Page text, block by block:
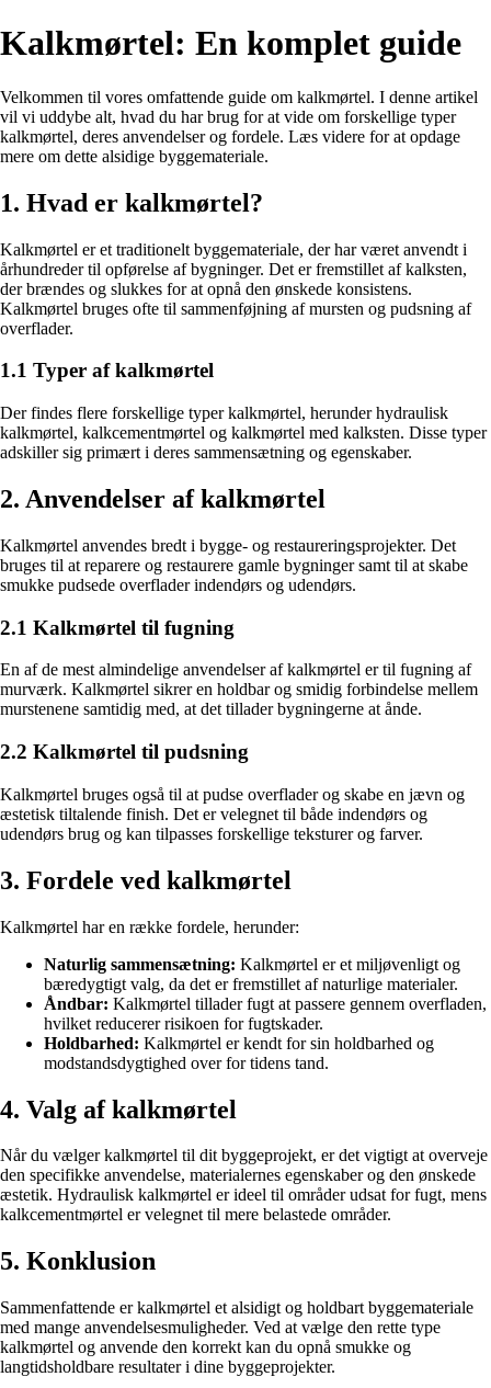
Kalkmørtel: En komplet guide
Velkommen til vores omfattende guide om kalkmørtel. I denne artikel
vil vi uddybe alt, hvad du har brug for at vide om forskellige typer
kalkmørtel, deres anvendelser og fordele. Læs videre for at opdage
mere om dette alsidige byggemateriale.
1. Hvad er kalkmørtel?
Kalkmørtel er et traditionelt byggemateriale, der har været anvendt i
århundreder til opførelse af bygninger. Det er fremstillet af kalksten,
der brændes og slukkes for at opnå den ønskede konsistens.
Kalkmørtel bruges ofte til sammenføjning af mursten og pudsning af
overflader.
1.1 Typer af kalkmørtel
Der findes flere forskellige typer kalkmørtel, herunder hydraulisk
kalkmørtel, kalkcementmørtel og kalkmørtel med kalksten. Disse typer
adskiller sig primært i deres sammensætning og egenskaber.
2. Anvendelser af kalkmørtel
Kalkmørtel anvendes bredt i bygge- og restaureringsprojekter. Det
bruges til at reparere og restaurere gamle bygninger samt til at skabe
smukke pudsede overflader indendørs og udendørs.
2.1 Kalkmørtel til fugning
En af de mest almindelige anvendelser af kalkmørtel er til fugning af
murværk. Kalkmørtel sikrer en holdbar og smidig forbindelse mellem
murstenene samtidig med, at det tillader bygningerne at ånde.
2.2 Kalkmørtel til pudsning
Kalkmørtel bruges også til at pudse overflader og skabe en jævn og
æstetisk tiltalende finish. Det er velegnet til både indendørs og
udendørs brug og kan tilpasses forskellige teksturer og farver.
3. Fordele ved kalkmørtel
Kalkmørtel har en række fordele, herunder:
Naturlig sammensætning: Kalkmørtel er et miljøvenligt og
bæredygtigt valg, da det er fremstillet af naturlige materialer.
Åndbar: Kalkmørtel tillader fugt at passere gennem overfladen,
hvilket reducerer risikoen for fugtskader.
Holdbarhed: Kalkmørtel er kendt for sin holdbarhed og
modstandsdygtighed over for tidens tand.
4. Valg af kalkmørtel
Når du vælger kalkmørtel til dit byggeprojekt, er det vigtigt at overveje
den specifikke anvendelse, materialernes egenskaber og den ønskede
æstetik. Hydraulisk kalkmørtel er ideel til områder udsat for fugt, mens
kalkcementmørtel er velegnet til mere belastede områder.
5. Konklusion
Sammenfattende er kalkmørtel et alsidigt og holdbart byggemateriale
med mange anvendelsesmuligheder. Ved at vælge den rette type
kalkmørtel og anvende den korrekt kan du opnå smukke og
langtidsholdbare resultater i dine byggeprojekter.